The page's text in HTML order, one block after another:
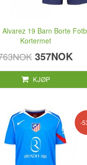
19 Barn Borte
Kortermet
357NOK
KJØP
-